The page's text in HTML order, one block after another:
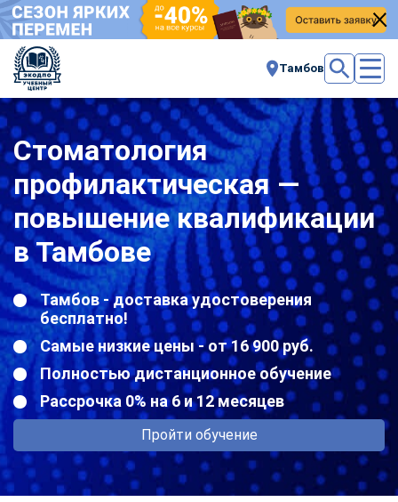
Тамбов
Стоматология
профилактическая —
повышение квалификации
в Тамбове
Тамбов - доставка удостоверения
бесплатно!
Самые низкие цены - от 16 900 руб.
Полностью дистанционное обучение
Рассрочка 0% на 6 и 12 месяцев
Пройти обучение